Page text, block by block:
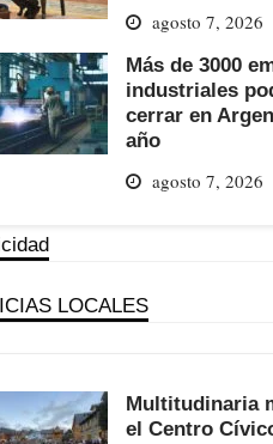
agosto 7, 2026
Más de 3000
industriales
cerrar en
año
agosto 7, 2026
LOCALES
Multitudinaria
el Centro